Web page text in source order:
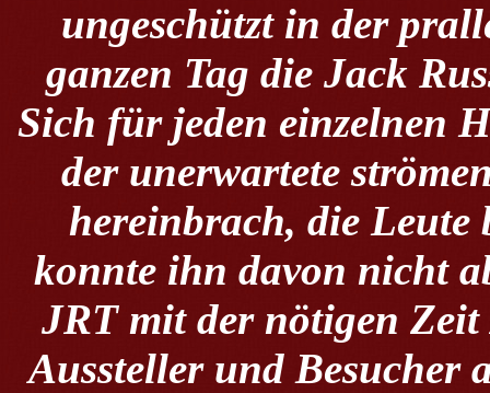
ungeschützt in der
ganzen Tag die Jack
Sich für jeden einzelnen
der unerwartete
hereinbrach, die Leute
konnte ihn davon nicht
JRT mit der nötigen
Aussteller und Besucher